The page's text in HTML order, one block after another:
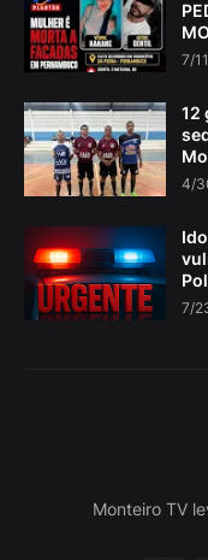
7/
12
4/
7/
Monteiro TV